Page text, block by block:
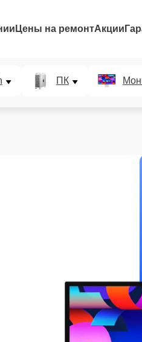
Цены на ремонтАкции
ПК